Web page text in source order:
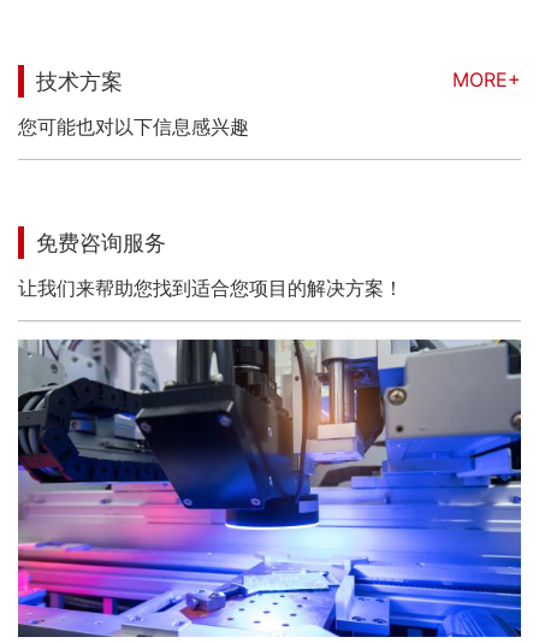
技术方案
MORE+
您可能也对以下信息感兴趣
免费咨询服务
让我们来帮助您找到适合您项目的解决方案！